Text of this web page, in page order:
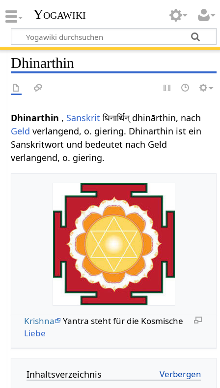
Yogawiki
Dhinarthin
Dhinarthin , Sanskrit धिनार्थिन् dhinārthin, nach
Geld verlangend, o. giering. Dhinarthin ist ein
Sanskritwort und bedeutet nach Geld
verlangend, o. giering.
Krishna
Yantra steht für die Kosmische
Liebe
Inhaltsverzeichnis